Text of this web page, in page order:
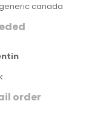
canada
order